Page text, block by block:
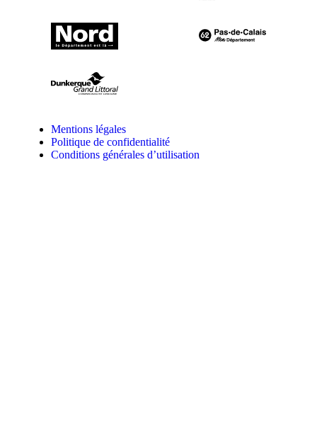
Mentions légales
Politique de confidentialité
Conditions générales d’utilisation